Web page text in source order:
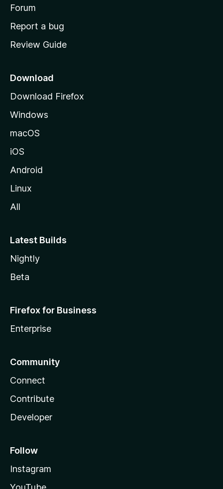
h
o
e
a
e
Forum
Report a bug
Review Guide
Download
Download Firefox
Windows
macOS
iOS
Android
Linux
All
Latest Builds
Nightly
Beta
Firefox for Business
Enterprise
Community
Connect
Contribute
Developer
Follow
Instagram